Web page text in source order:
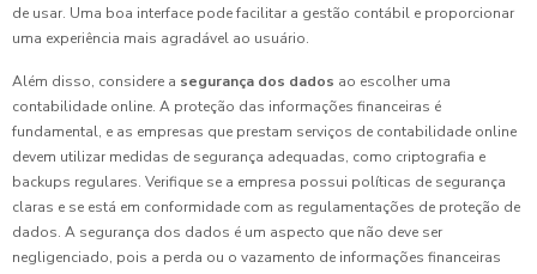
de usar. Uma boa interface pode facilitar a gestão contábil e proporcionar
uma experiência mais agradável ao usuário.
Além disso, considere a segurança dos dados ao escolher uma
contabilidade online. A proteção das informações financeiras é
fundamental, e as empresas que prestam serviços de contabilidade online
devem utilizar medidas de segurança adequadas, como criptografia e
backups regulares. Verifique se a empresa possui políticas de segurança
claras e se está em conformidade com as regulamentações de proteção de
dados. A segurança dos dados é um aspecto que não deve ser
negligenciado, pois a perda ou o vazamento de informações financeiras